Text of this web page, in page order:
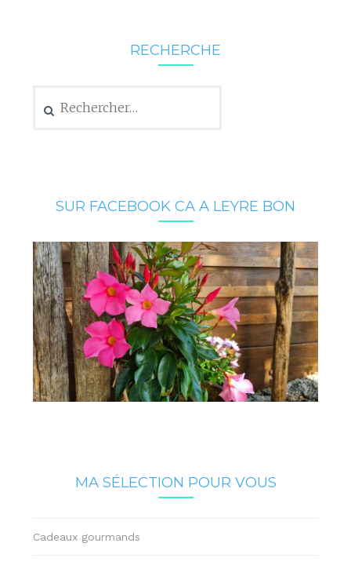
RECHERCHE
SUR FACEBOOK CA A LEYRE BON
MA SÉLECTION POUR VOUS
Cadeaux gourmands